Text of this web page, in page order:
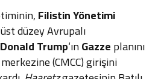
Filistin Yönetimi
düzey Avrupalı
Donald Trump‘ınGazzeplanını
(CMCC) girişini